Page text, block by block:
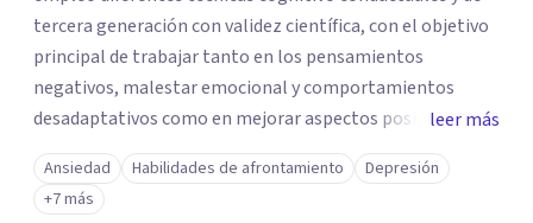
tercera generación con validez científica, con el objetivo
principal de trabajar tanto en los pensamientos
negativos, malestar emocional y comportamientos
desadaptativos como en mejorar aspectos positivos,
habilidades y desarrollo personal. ¡Tus objetivos son los
míos y juntos los alcanzaremos!. Mi objetivo principal es
que consigas el bienestar y equilibrio que buscas, siendo
leer más
Ansiedad Habilidades de afrontamiento
Depresión
+7 más